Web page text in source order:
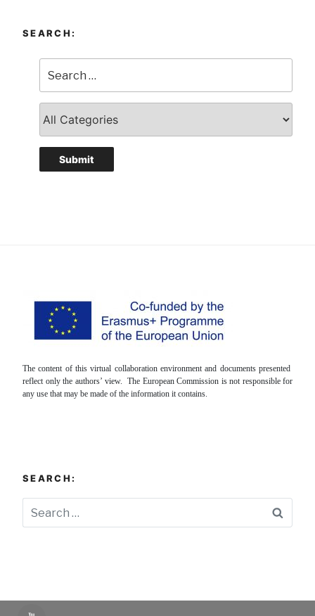
SEARCH:
The content of this virtual collaboration environment and documents presented
reflect only the authors’ view. The European Commission is not responsible for
any use that may be made of the information it contains.
SEARCH:
YouTube